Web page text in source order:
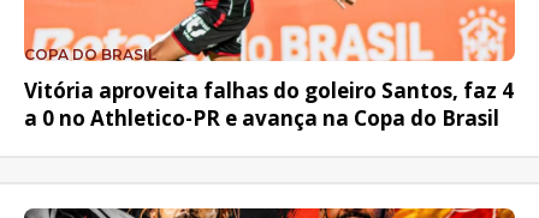
COPA DO BRASIL
Vitória aproveita falhas do goleiro Santos, faz 4
a 0 no Athletico-PR e avança na Copa do Brasil